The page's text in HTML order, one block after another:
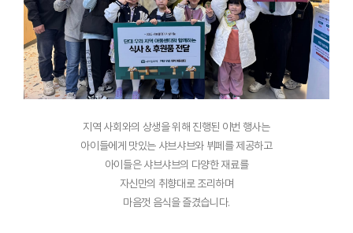
지역 사회와의 상생을 위해 진행된 이번 행사는
아이들에게 맛있는 샤브샤브와 뷔페를 제공하고
아이들은 샤브샤브의 다양한 재료를
자신만의 취향대로 조리하며
마음껏 음식을 즐겼습니다.